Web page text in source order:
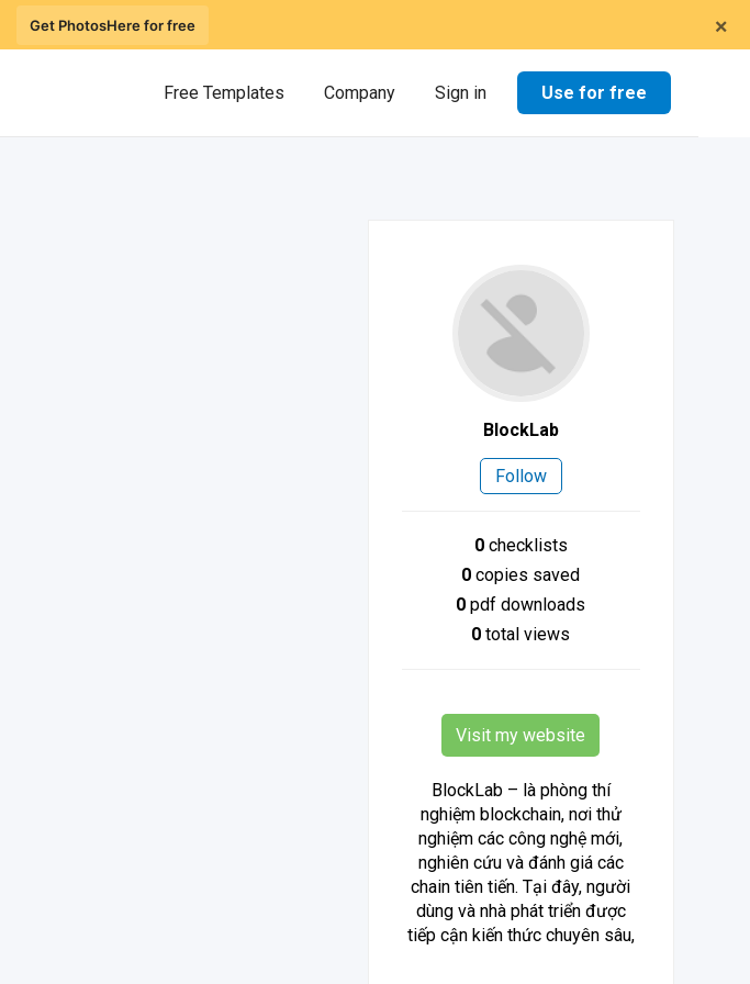
×
Get PhotosHere for free
Free Templates Company Sign in Use for free
BlockLab
Follow
0checklists
0 copies saved
0 pdf downloads
0 total views
Visit my website
BlockLab – là phòng thí
nghiệm blockchain, nơi thử
nghiệm các công nghệ mới,
nghiên cứu và đánh giá các
chain tiên tiến. Tại đây, người
dùng và nhà phát triển được
tiếp cận kiến thức chuyên sâu,